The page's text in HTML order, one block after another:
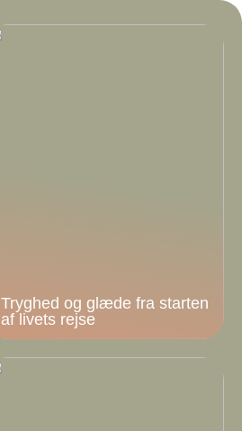
Tryghed og glæde fra starten
af livets rejse